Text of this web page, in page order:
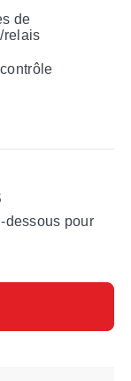
de
relais
dessous pour